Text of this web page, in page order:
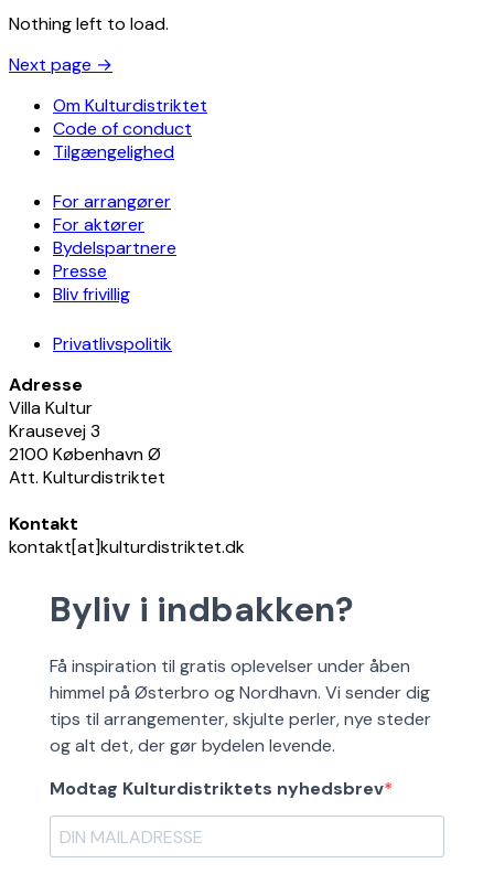
Nothing left to load.
Next page →
Om Kulturdistriktet
Code of conduct
Tilgængelighed
For arrangører
For aktører
Bydelspartnere
Presse
Bliv frivillig
Privatlivspolitik
Adresse
Villa Kultur
Krausevej 3
2100 København Ø
Att. Kulturdistriktet
Kontakt
kontakt[at]kulturdistriktet.dk
Byliv i indbakken?
Få inspiration til gratis oplevelser under åben
himmel på Østerbro og Nordhavn. Vi sender dig
tips til arrangementer, skjulte perler, nye steder
og alt det, der gør bydelen levende.
Modtag Kulturdistriktets nyhedsbrev